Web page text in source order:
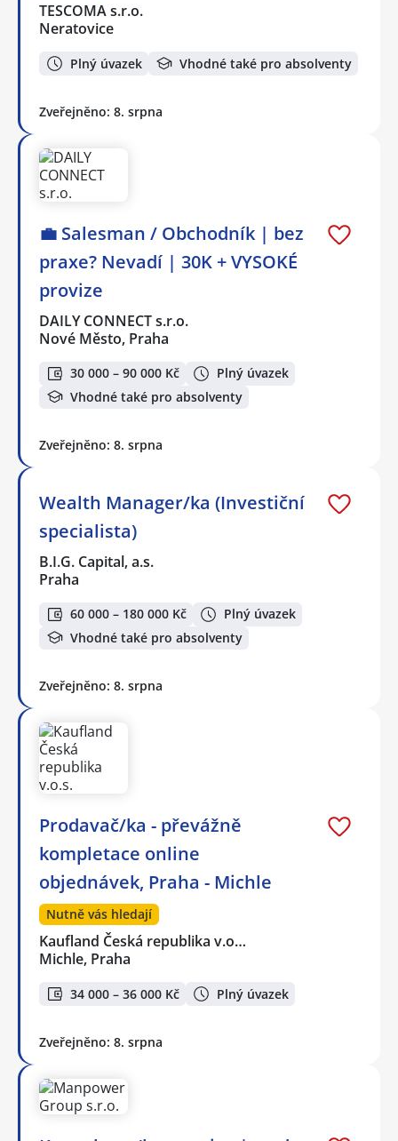
TESCOMA s.r.o.
Neratovice
Plný úvazek Vhodné také pro absolventy
Zveřejněno: 8. srpna
💼 Salesman / Obchodník | bez
praxe? Nevadí | 30K + VYSOKÉ
provize
DAILY CONNECT s.r.o.
Nové Město, Praha
30 000 – 90 000 Kč
Plný úvazek
Vhodné také pro absolventy
Zveřejněno: 8. srpna
Wealth Manager/ka (Investiční
specialista)
B.I.G. Capital, a.s.
Praha
60 000 – 180 000 Kč
Plný úvazek
Vhodné také pro absolventy
Zveřejněno: 8. srpna
Prodavač/ka - převážně
kompletace online
objednávek, Praha - Michle
Nutně vás hledají
Kaufland Česká republika v.o…
Michle, Praha
34 000 – 36 000 Kč Plný úvazek
Zveřejněno: 8. srpna